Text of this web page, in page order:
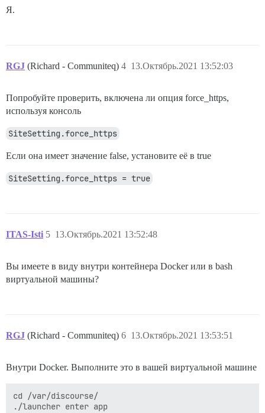
Я.
RGJ (Richard - Communiteq) 13.Октябрь.2021 13:52:03
4
Попробуйте проверить, включена ли опция force_https,
используя консоль
SiteSetting.force_https
Если она имеет значение false, установите её в true
SiteSetting.force_https = true
ITAS-Isti 13.Октябрь.2021 13:52:48
5
Вы имеете в виду внутри контейнера Docker или в bash
виртуальной машины?
RGJ (Richard - Communiteq) 13.Октябрь.2021 13:53:51
6
Внутри Docker. Выполните это в вашей виртуальной машине
cd /var/discourse/
./launcher enter app